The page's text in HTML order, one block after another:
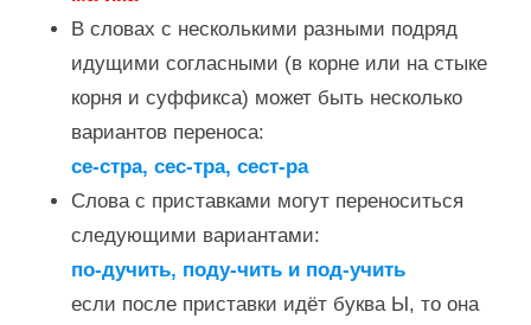
В словах с несколькими разными подряд
идущими согласными (в корне или на стыке
корня и суффикса) может быть несколько
вариантов переноса:
се-стра, сес-тра, сест-ра
Слова с приставками могут переноситься
следующими вариантами:
по-дучить, поду-чить и под-учить
если после приставки идёт буква Ы, то она